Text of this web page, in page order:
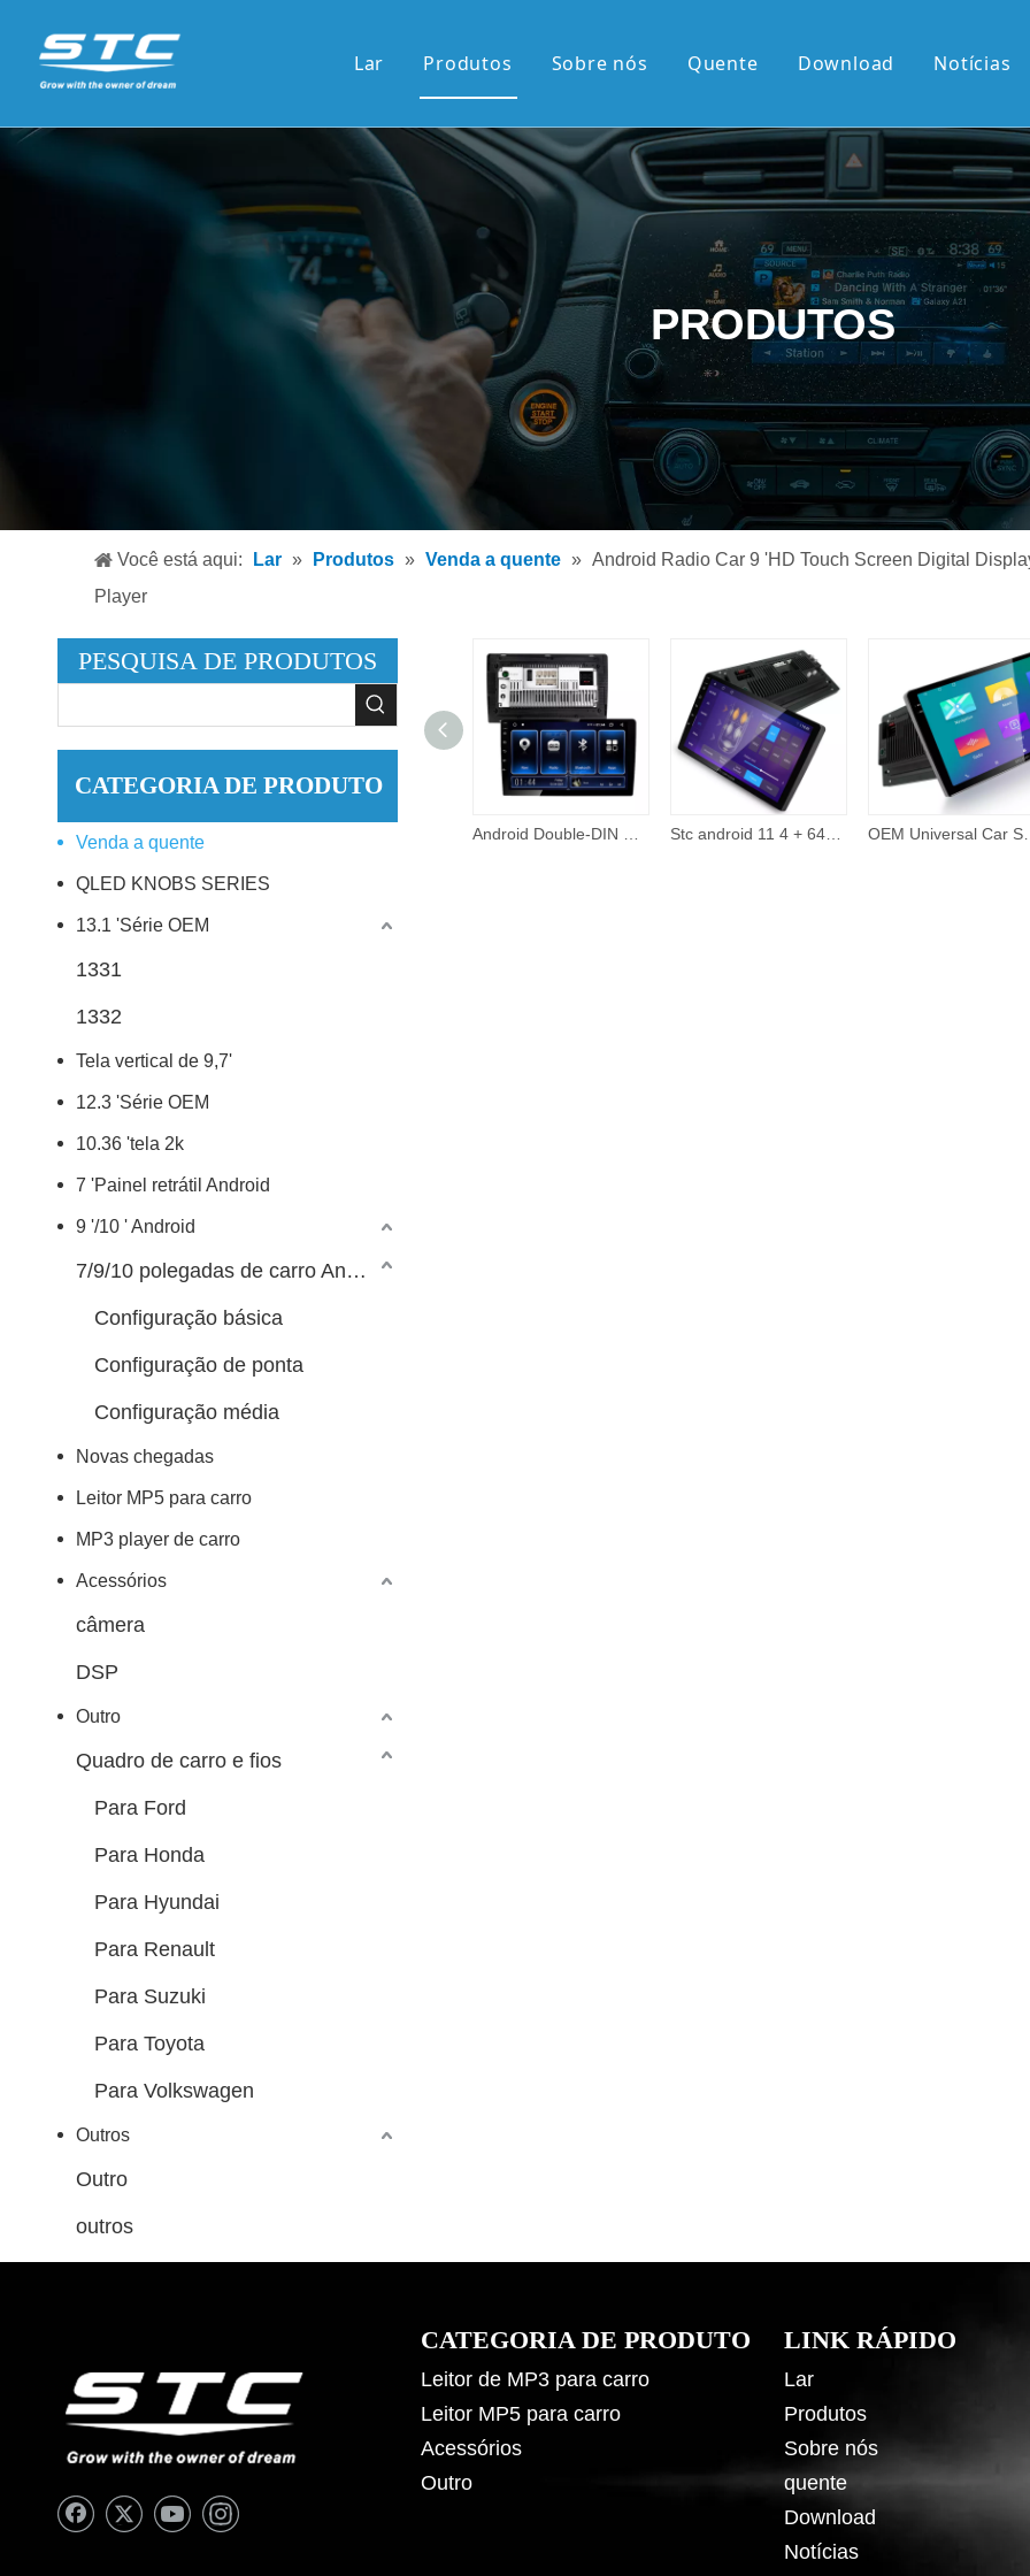
Lar Produtos
13.1'Série OEM
12.3'Série OEM
Tela de 10,36'2K
Tela vertical de 9,7'
7'painel retrátil Android
9'/10'android
Novas chegadas
Leitor de MP3 para carro
Sobre nós Quente Download Notícias
PRODUTOS
Você está aqui: Lar » Produtos » Venda a quente » Android Radio Car 9 'HD Touch Screen Digital
Player
PESQUISA DE PRODUTOS
CATEGORIA DE PRODUTO
Venda a quente
QLED KNOBS SERIES
13.1 'Série OEM
1331
1332
Tela vertical de 9,7'
12.3 'Série OEM
10.36 'tela 2k
7 'Painel retrátil Android
9 '/10 ' Android
7/9/10 polegadas de carro Android Player
Configuração básica
Configuração de ponta
Configuração média
Novas chegadas
Leitor MP5 para carro
MP3 player de carro
Acessórios
câmera
DSP
Outro
Quadro de carro e fios
Para Ford
Para Honda
Para Hyundai
Para Renault
Para Suzuki
Para Toyota
Para Volkswagen
Outros
Outro
outros
CATEGORIA DE PRODUTO
Leitor de MP3 para carro
Leitor MP5 para carro
Acessórios
Outro
LINK RÁPIDO
Lar
Produtos
Sobre nós
quente
Download
Notícias